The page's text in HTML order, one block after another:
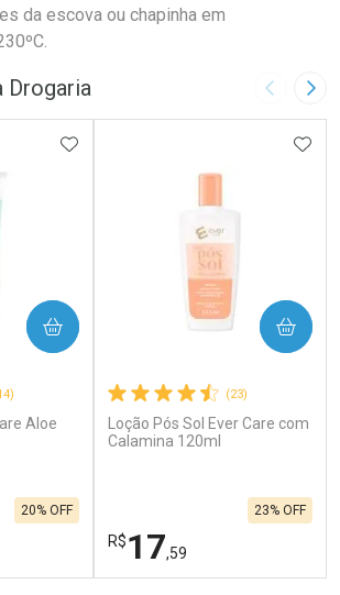
da escova ou chapinha em
Drogaria Imagem
Aloe
20% OFF
ADICIONAR AOS FAVORITOS
(23)
Loção Pós Sol Ever Care com
Calamina 120ml
R$17,59
23% OFF
COMPRAR